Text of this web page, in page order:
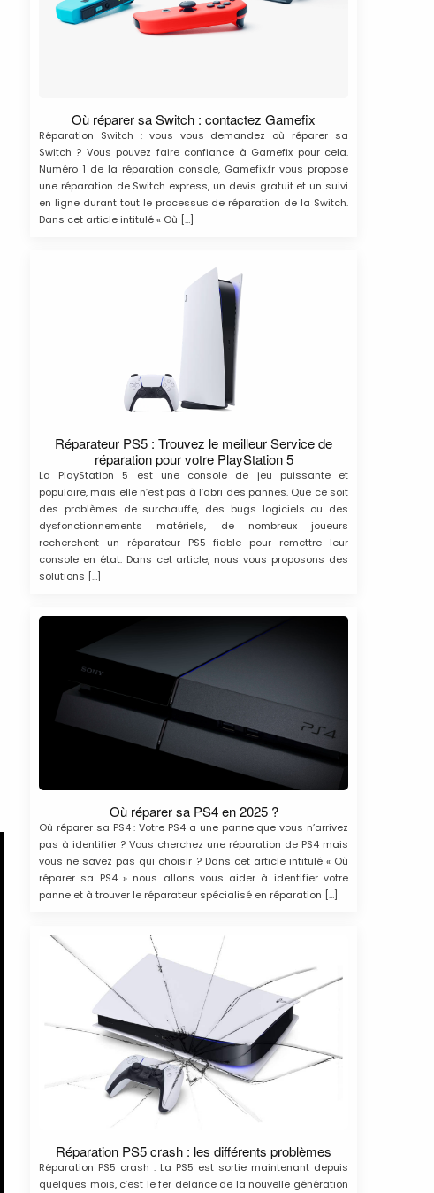
Où réparer sa Switch : contactez Gamefix
Réparation Switch : vous vous demandez où réparer sa
Switch ? Vous pouvez faire confiance à Gamefix pour cela.
Numéro 1 de la réparation console, Gamefix.fr vous propose
une réparation de Switch express, un devis gratuit et un suivi
en ligne durant tout le processus de réparation de la Switch.
Dans cet article intitulé « Où […]
Réparateur PS5 : Trouvez le meilleur Service de
réparation pour votre PlayStation 5
La PlayStation 5 est une console de jeu puissante et
populaire, mais elle n’est pas à l’abri des pannes. Que ce soit
des problèmes de surchauffe, des bugs logiciels ou des
dysfonctionnements matériels, de nombreux joueurs
recherchent un réparateur PS5 fiable pour remettre leur
console en état. Dans cet article, nous vous proposons des
solutions […]
Où réparer sa PS4 en 2025 ?
Où réparer sa PS4 : Votre PS4 a une panne que vous n’arrivez
pas à identifier ? Vous cherchez une réparation de PS4 mais
vous ne savez pas qui choisir ? Dans cet article intitulé « Où
réparer sa PS4 » nous allons vous aider à identifier votre
panne et à trouver le réparateur spécialisé en réparation […]
Réparation PS5 crash : les différents problèmes
Réparation PS5 crash : La PS5 est sortie maintenant depuis
quelques mois, c’est le fer delance de la nouvelle génération